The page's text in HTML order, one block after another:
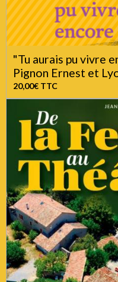
"Tu aurais pu vivre encore
Pignon Ernest et
20€
20,00€ TTC